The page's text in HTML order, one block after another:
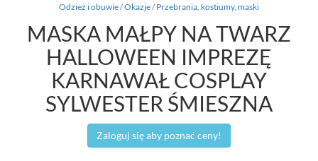
Odzież i obuwie/Okazje/Przebrania, kostiumy, maski
MASKA MAŁPY NA TWARZ
HALLOWEEN IMPREZĘ
KARNAWAŁ COSPLAY
SYLWESTER ŚMIESZNA
Zaloguj się aby poznać ceny!